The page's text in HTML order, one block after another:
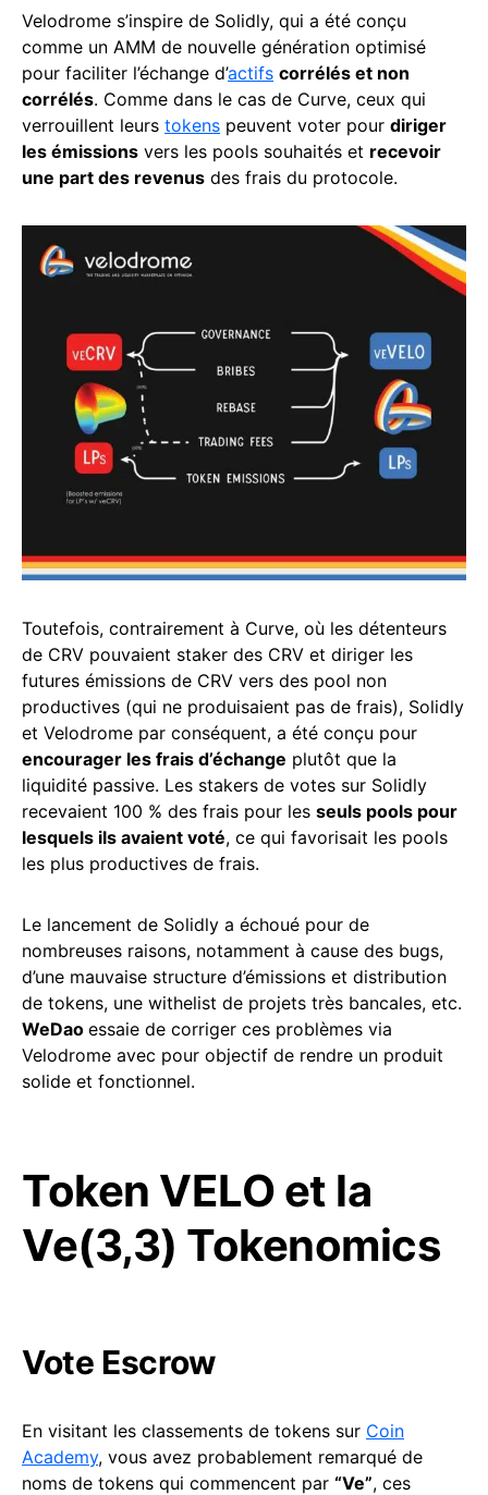
Velodrome s’inspire de Solidly, qui a été conçu
comme un AMM de nouvelle génération optimisé
pour faciliter l’échange d’actifs corrélés et non
corrélés. Comme dans le cas de Curve, ceux qui
verrouillent leurs tokens peuvent voter pour diriger
les émissions vers les pools souhaités et recevoir
une part des revenus des frais du protocole.
Toutefois, contrairement à Curve, où les détenteurs
de CRV pouvaient staker des CRV et diriger les
futures émissions de CRV vers des pool non
productives (qui ne produisaient pas de frais), Solidly
et Velodrome par conséquent, a été conçu pour
encourager les frais d’échange plutôt que la
liquidité passive. Les stakers de votes sur Solidly
recevaient 100 % des frais pour les seuls pools pour
lesquels ils avaient voté, ce qui favorisait les pools
les plus productives de frais.
Le lancement de Solidly a échoué pour de
nombreuses raisons, notamment à cause des bugs,
d’une mauvaise structure d’émissions et distribution
de tokens, une withelist de projets très bancales, etc.
WeDao essaie de corriger ces problèmes via
Velodrome avec pour objectif de rendre un produit
solide et fonctionnel.
Token VELO et la
Ve(3,3) Tokenomics
Vote Escrow
En visitant les classements de tokens sur Coin
Academy, vous avez probablement remarqué de
noms de tokens qui commencent par “Ve”, ces